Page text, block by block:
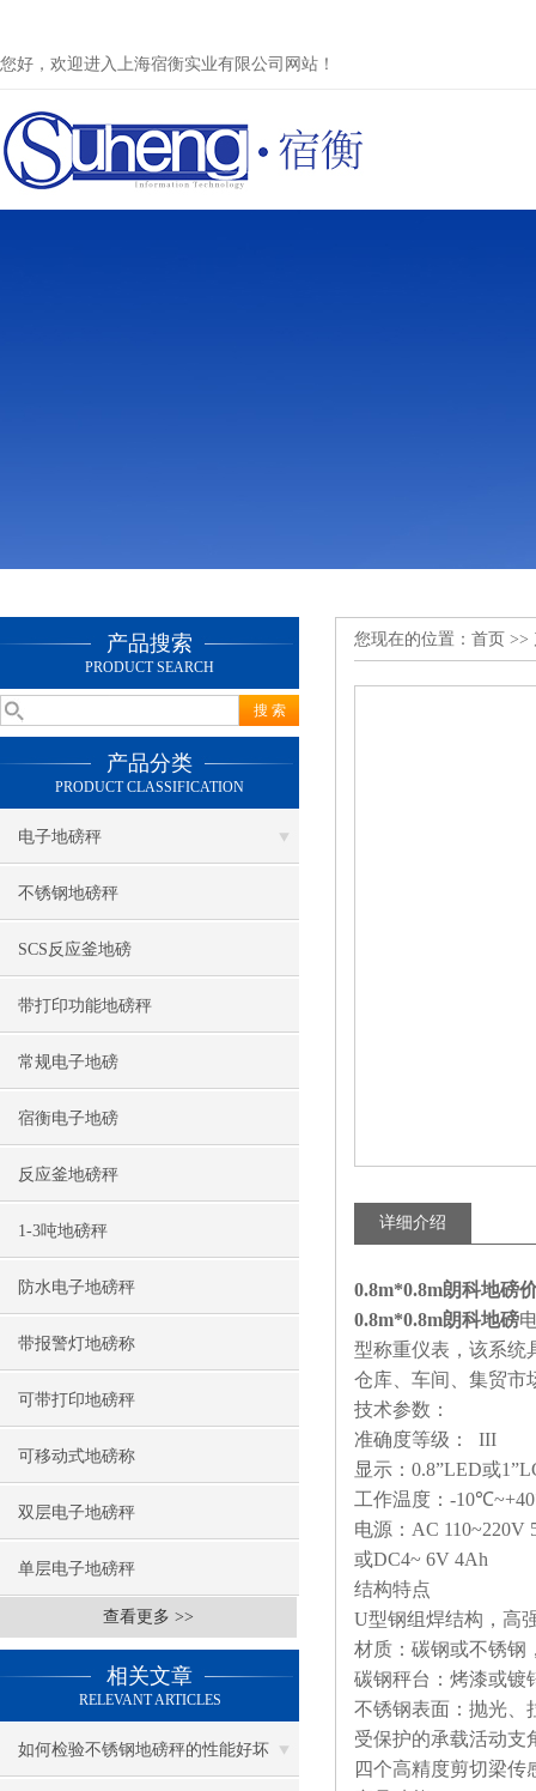
您好，欢迎进入上海宿衡实业有限公司网站！
产品搜索
PRODUCT SEARCH
产品分类
PRODUCT CLASSIFICATION
电子地磅秤
不锈钢地磅秤
SCS反应釜地磅
带打印功能地磅秤
常规电子地磅
宿衡电子地磅
反应釜地磅秤
1-3吨地磅秤
防水电子地磅秤
带报警灯地磅称
可带打印地磅秤
可移动式地磅称
双层电子地磅秤
单层电子地磅秤
查看更多 >>
相关文章
RELEVANT ARTICLES
如何检验不锈钢地磅秤的性能好坏
您现在的位置： 首页 >>
详细介绍
0.8m*0.8m朗科地磅
0.8m*0.8m朗科地磅
型称重仪表，该系统
仓库、车间、集贸市
技术参数：
准确度等级： III
显示： 0.8”LED或1”
工作温度： -10℃~+40
电源： AC 110~220V
或DC4~ 6V 4Ah
结构特点
U型钢组焊结构，高
材质：碳钢或不锈钢
碳钢秤台：烤漆或镀
不锈钢表面：抛光、
受保护的承载活动支
四个高精度剪切梁传